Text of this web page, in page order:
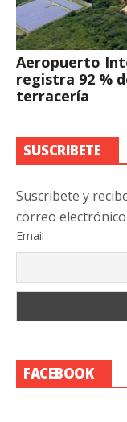
Aeropuerto
registra 92 %
terracería
SUSCRIBETE
Suscribete y
correo electrónico.
Email
FACEBOOK